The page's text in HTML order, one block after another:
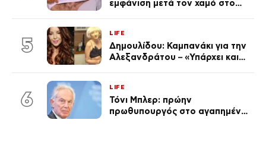
εμφάνιση μετά τον χαμό στο
5
LIFE
Δημουλίδου: Καμπανάκι για την
Αλεξανδράτου – «Υπάρχει και
6
LIFE
Τόνι Μπλερ: πρώην
πρωθυπουργός στο αγαπημένο